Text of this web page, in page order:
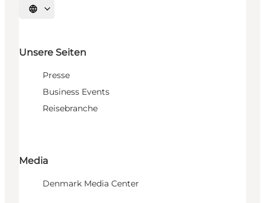
Sprache auswählen
Unsere Seiten
Presse
Business Events
Reisebranche
Media
Denmark Media Center